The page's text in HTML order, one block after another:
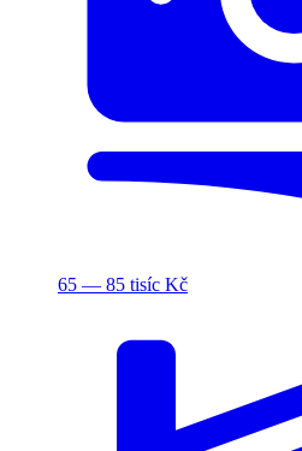
65 — 85 tisíc Kč